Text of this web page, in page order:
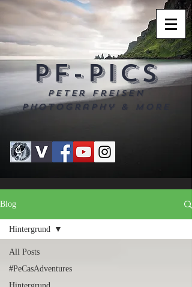
PF-PICS
Peter Freisen
Photography & more
Blog
All Posts
#PeCasAdventures
Hintergrund